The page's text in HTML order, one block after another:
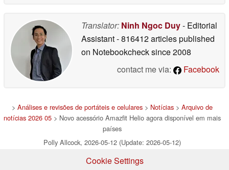
Translator: Ninh Ngoc Duy- Editorial
Assistant- 816412 articles published
on Notebookchecksince 2008
contact me via:
Facebook
> Análises e revisões de portáteis e celulares> Notícias> Arquivo de
notícias 2026 05> Novo acessório Amazfit Helio agora disponível em mais
países
Polly Allcock, 2026-05-12 (Update: 2026-05-12)
Cookie Settings